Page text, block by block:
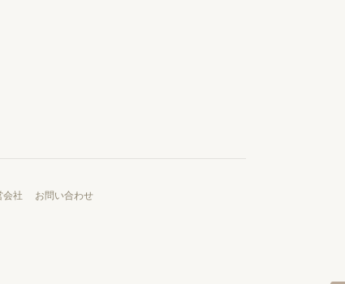
会社 お問い合わせ